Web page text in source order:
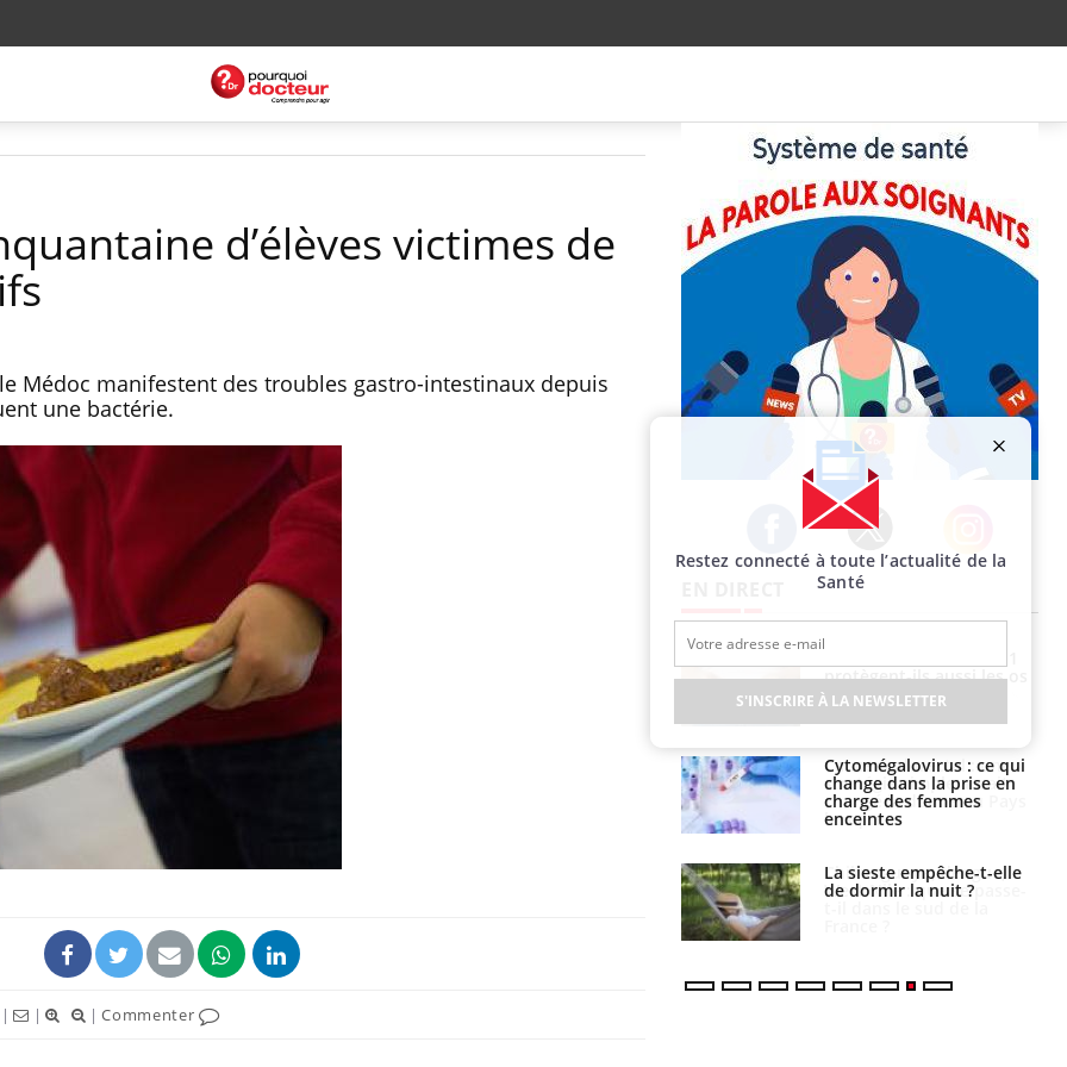
d’élèves victimes de
Médoc manifestent des troubles gastro-intestinaux depuis
une bactérie.
| | |Commenter
Facebook Twitter Instagram
Mortalité infantile : un
rapport s’interroge sur
son taux élevé en France
Grossesse à risque : ce jus
naturel attire l'attention
des chercheurs
Comment oublier les
protègent-ils aussi les os
?
Cytomégalovirus : ce qui
change dans la prise en
charge des femmes
enceintes
La sieste empêche-t-elle
de dormir la nuit ?
Restez connecté à toute l’actualité de la
Santé
S'INSCRIRE À LA NEWSLETTER